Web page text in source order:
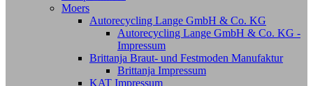
Moers
Autorecycling Lange GmbH & Co. KG
Autorecycling Lange GmbH & Co. KG -
Impressum
Brittanja Braut- und Festmoden Manufaktur
Brittanja Impressum
KAT Impressum